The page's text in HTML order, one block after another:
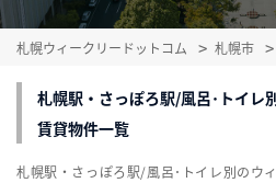
札幌ウィークリードットコム 札幌市
札幌駅・さっぽろ駅/風呂･トイレ
賃貸物件一覧